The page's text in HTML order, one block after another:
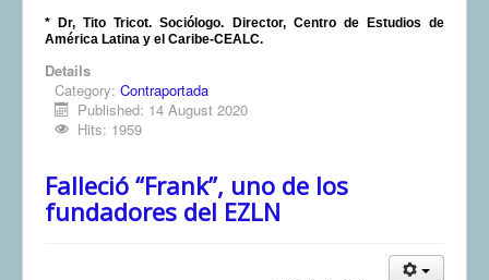
* Dr, Tito Tricot. Sociólogo. Director, Centro de Estudios de
América Latina y el Caribe-CEALC.
Details
Category: Contraportada
Published: 14 August 2020
Hits: 1959
Falleció “Frank”, uno de los
fundadores del EZLN